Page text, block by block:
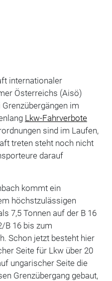
internationaler
Österreichs (Aisö)
im
Lkw-Fahrverbote
sind im Laufen,
treten steht noch nicht
darauf
kommt ein
höchstzulässigen
7,5 Tonnen auf der B 16
B 16 bis zum
Schon jetzt besteht hier
Seite für Lkw über 20
ungarischer Seite die
Grenzübergang gebaut,